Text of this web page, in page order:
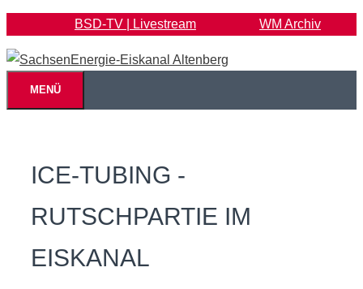
springen
BSD-TV | Livestream WM Archiv
MENÜ
ICE-TUBING -
RUTSCHPARTIE IM
EISKANAL